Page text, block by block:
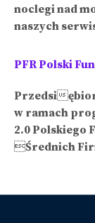
noclegi nad
naszych
PFR Polski
Przedsi
w ramach
2.0 Polskiego
Średnich